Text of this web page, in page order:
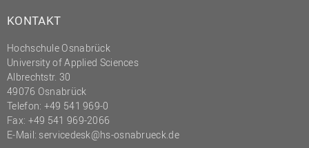
KONTAKT
Hochschule Osnabrück
University of Applied Sciences
Albrechtstr. 30
49076 Osnabrück
Telefon: +49 541 969-0
Fax: +49 541 969-2066
E-Mail: servicedesk@hs-osnabrueck.de